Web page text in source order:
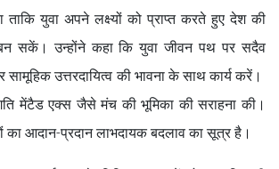
ताकि युवा अपने लक्ष्यों को प्राप्त करते हुए देश की
सकें। उन्होंने कहा कि युवा जीवन पथ पर सदैव
उत्तरदायित्व की भावना के साथ कार्य करें।
मेंटैड एक्स जैसे मंच की भूमिका की सराहना की।
का आदान-प्रदान लाभदायक बदलाव का सूत्र है।